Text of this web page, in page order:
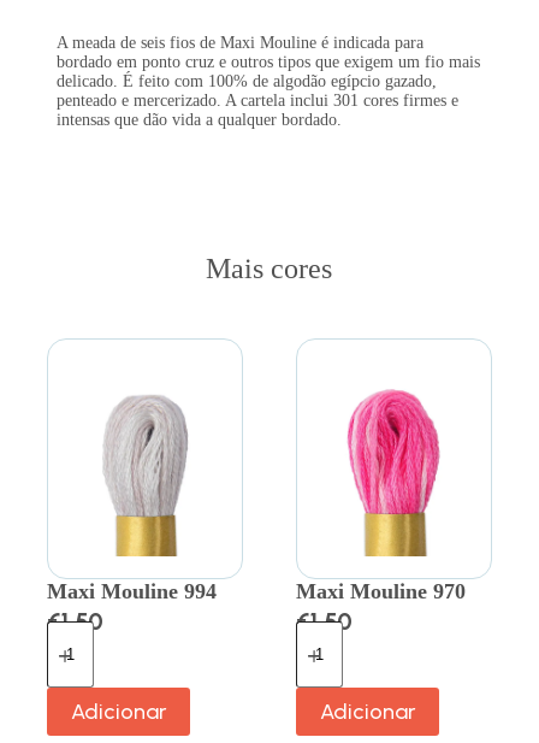
A meada de seis fios de Maxi Mouline é indicada para
bordado em ponto cruz e outros tipos que exigem um fio mais
delicado. É feito com 100% de algodão egípcio gazado,
penteado e mercerizado. A cartela inclui 301 cores firmes e
intensas que dão vida a qualquer bordado.
Mais cores
Maxi Mouline 994
€1.50
Adicionar
Maxi Mouline 970
€1.50
Adicionar